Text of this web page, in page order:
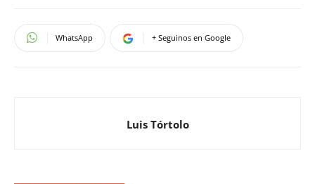
WhatsApp + Seguinos en Google
Luis Tórtolo